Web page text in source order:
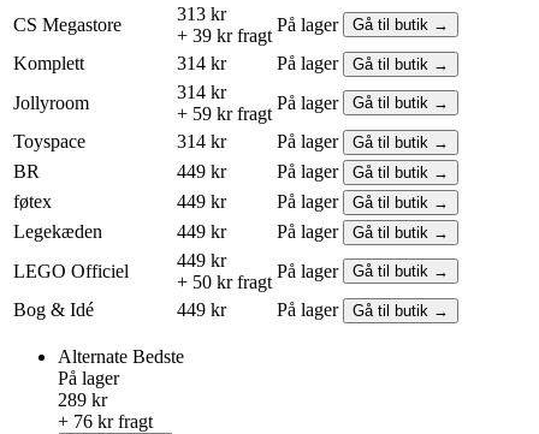
CS Megastore
313 kr
+ 39 kr fragt
På lager Gå til butik →
Komplett 314 kr På lager Gå til butik →
Jollyroom
314 kr
+ 59 kr fragt
På lager Gå til butik →
Toyspace 314 kr På lager Gå til butik →
BR 449 kr På lager Gå til butik →
føtex 449 kr På lager Gå til butik →
Legekæden 449 kr På lager Gå til butik →
LEGO Officiel
449 kr
+ 50 kr fragt
På lager Gå til butik →
Bog & Idé 449 kr På lager Gå til butik →
Alternate Bedste
På lager
289 kr
+ 76 kr fragt